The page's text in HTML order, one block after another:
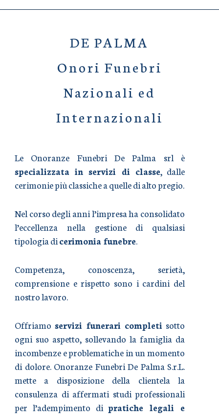
DE PALMA
Onori Funebri
Nazionali ed
Internazionali
Le Onoranze Funebri De Palma srl è
specializzata in servizi di classe, dalle
cerimonie più classiche a quelle di alto pregio.
Nel corso degli anni l’impresa ha consolidato
l’eccellenza nella gestione di qualsiasi
tipologia dicerimonia funebre.
Competenza, conoscenza, serietà,
comprensione e rispetto sono i cardini del
nostro lavoro.
Offriamo servizi funerari completi sotto
ogni suo aspetto, sollevando la famiglia da
incombenze e problematiche in un momento
di dolore. Onoranze Funebri De Palma S.r.L.
mette a disposizione della clientela la
consulenza di affermati studi professionali
per l’adempimento dipratiche legali e